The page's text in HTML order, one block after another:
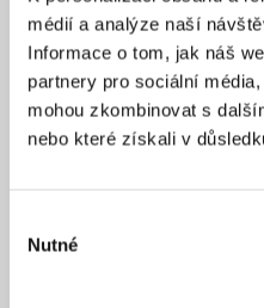
médií a analýze naší
Informace o tom, jak náš
partnery pro sociální
mohou zkombinovat s
nebo které získali v
souhlasu
Nutné
Slavnostní vyhlášení výsledků
soutěže na podobu Vltavské
kampaň přímo na místě.
Zdroj: IPR Praha
Černém Mostě